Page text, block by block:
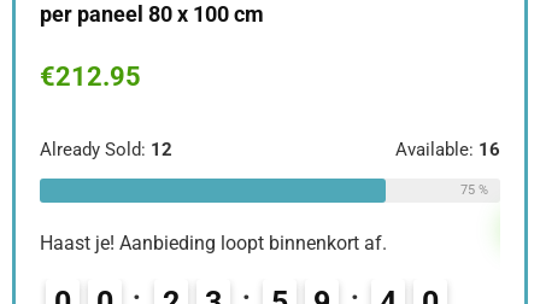
per paneel 80 x 100 cm
€212.95
Already Sold: 12 Available: 16
75 %
Haast je! Aanbieding loopt binnenkort af.